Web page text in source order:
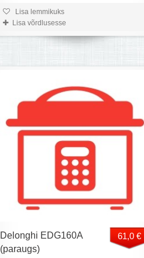
Lisa lemmikuks
Lisa võrdlusesse
Delonghi EDG160A
(paraugs)
61,0 €